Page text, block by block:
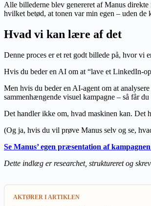
Alle billederne blev genereret af Manus
hvilket betød, at tonen var min egen – uden de
Hvad vi kan lære af det
Denne proces er et ret godt billede på, hvor vi
Hvis du beder en AI om at “lave et LinkedIn-
Men hvis du beder en AI-agent om at
sammenhængende visuel kampagne – så får
Det handler ikke om, hvad maskinen kan.
(Og ja, hvis du vil prøve Manus selv og se,
Se Manus’ egen præsentation af
Dette indlæg er researchet, struktureret og
AKTØRER I ARTIKLEN